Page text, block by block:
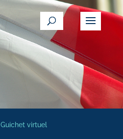
Guichet virtuel